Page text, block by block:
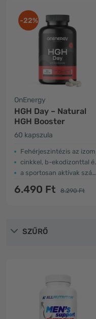
-22%
OnEnergy
HGH Day – Natural
HGH Booster
60 kapszula
Fehérjeszintézis az izomban
cinkkel, b-ekodizonttal és aminosavakkal
a sportosan aktívak számára
6.490 Ft 8.290 Ft
SZŰRŐ